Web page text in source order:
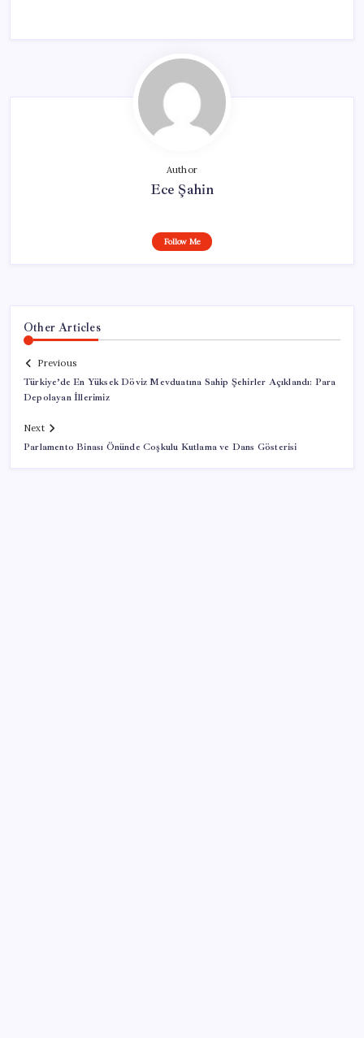
Author
Ece Şahin
Follow Me
Other Articles
Previous
Türkiye’de En Yüksek Döviz Mevduatına Sahip Şehirler Açıklandı: Para
Depolayan İllerimiz
Next
Parlamento Binası Önünde Coşkulu Kutlama ve Dans Gösterisi